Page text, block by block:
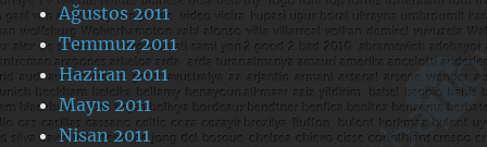
Ağustos 2011
Temmuz 2011
Haziran 2011
Mayıs 2011
Nisan 2011